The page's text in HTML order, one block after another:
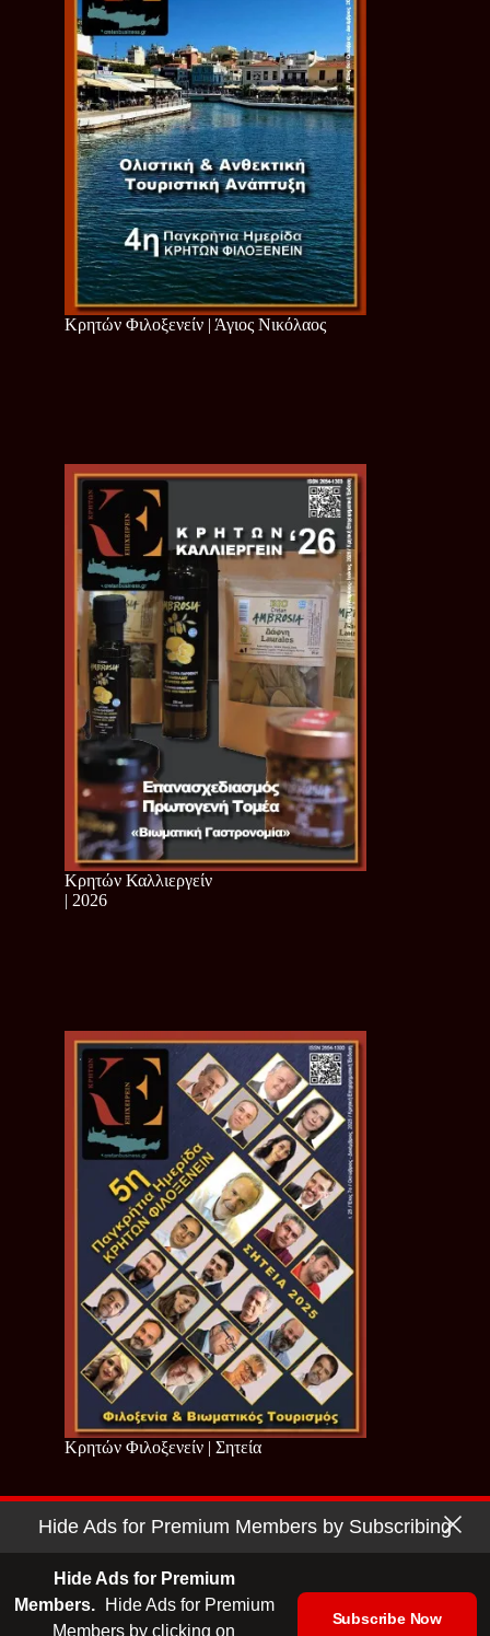
Κρητών Φιλοξενείν | Άγιος Νικόλαος
Κρητών Καλλιεργείν
| 2026
Κρητών Φιλοξενείν | Σητεία
Copyright © 2026 - Cretan Business | Κρητών Επιχειρείν
Hide Ads for Premium Members by Subscribing
Hide Ads for Premium
Members.
Hide Ads for Premium
Members by clicking on
Subscribe Now